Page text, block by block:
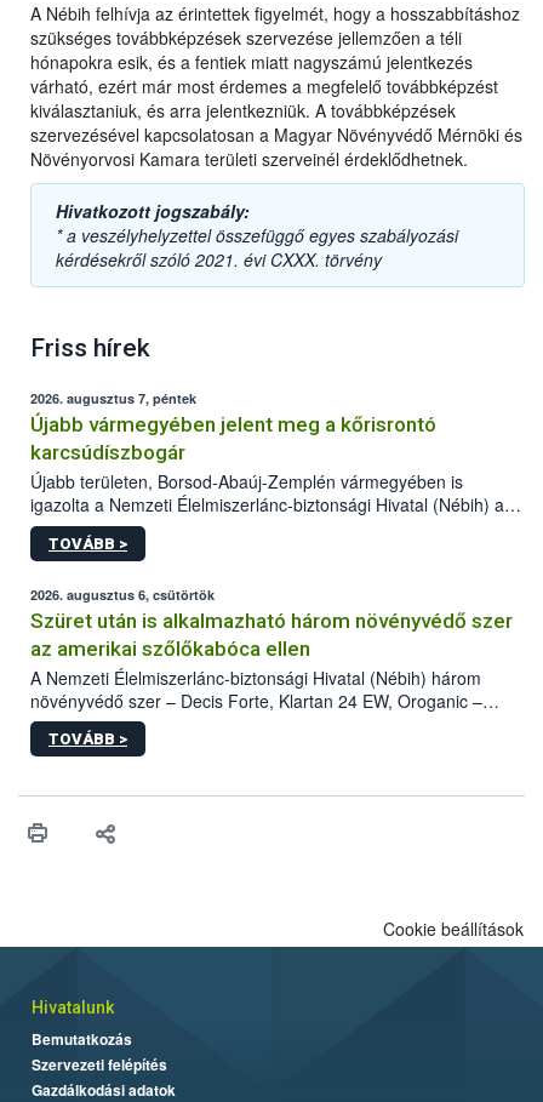
A Nébih felhívja az érintettek figyelmét, hogy a hosszabbításhoz
szükséges továbbképzések szervezése jellemzően a téli
hónapokra esik, és a fentiek miatt nagyszámú jelentkezés
várható, ezért már most érdemes a megfelelő továbbképzést
kiválasztaniuk, és arra jelentkezniük. A továbbképzések
szervezésével kapcsolatosan a Magyar Növényvédő Mérnöki és
Növényorvosi Kamara területi szerveinél érdeklődhetnek.
Hivatkozott jogszabály:
* a veszélyhelyzettel összefüggő egyes szabályozási
kérdésekről szóló 2021. évi CXXX. törvény
Friss hírek
2026. augusztus 7, péntek
Újabb vármegyében jelent meg a kőrisrontó
karcsúdíszbogár
Újabb területen, Borsod-Abaúj-Zemplén vármegyében is
igazolta a Nemzeti Élelmiszerlánc-biztonsági Hivatal (Nébih) a
kőrisrontó karcsúdíszbogár (Agrilus planipennis) jelenlétét. A
kártevőt nem csak színcsapdában találták meg, de már fertőzött
az intenzív felderítést, emellett az intézkedéseket a szlovák
hatósággal is összehangolják a terjedés megállítása érdekében.
TOVÁBB >
2026. augusztus 6, csütörtök
Szüret után is alkalmazható három növényvédő szer
az amerikai szőlőkabóca ellen
A Nemzeti Élelmiszerlánc-biztonsági Hivatal (Nébih) három
növényvédő szer – Decis Forte, Klartan 24 EW, Oroganic –
engedélyokiratát módosította, így azok a szüretet követően,
egészen a vesszőérettség (BBCH 91) stádiumáig
érésű szőlőkben is legyen lehetőség a károsító elleni további
felhasználók számára is elérhető és ökológiai termesztésben is
TOVÁBB >
Cookie beállítások
Hivatalunk
Bemutatkozás
Szervezeti felépítés
Gazdálkodási adatok